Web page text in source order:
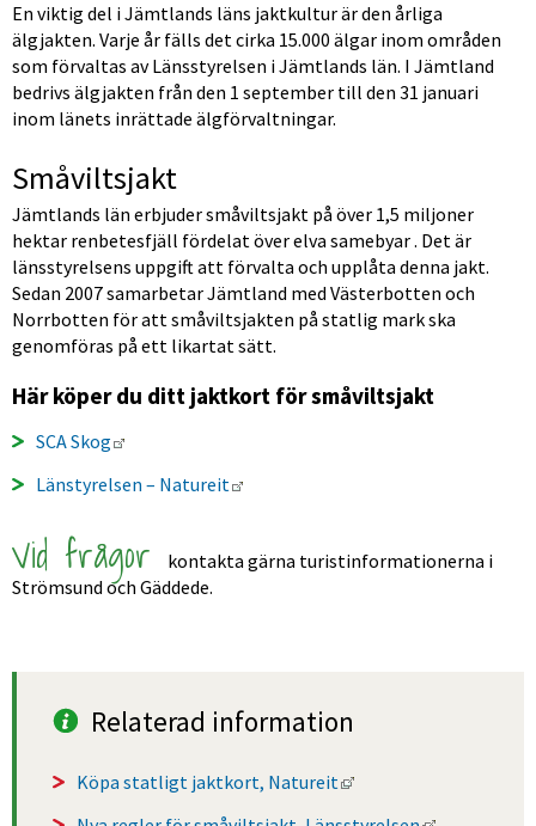
En viktig del i Jämtlands läns jaktkultur är den årliga
älgjakten. Varje år fälls det cirka 15.000 älgar inom områden
som förvaltas av Länsstyrelsen i Jämtlands län. I Jämtland
bedrivs älgjakten från den 1 september till den 31 januari
inom länets inrättade älgförvaltningar.
Småviltsjakt
Jämtlands län erbjuder småviltsjakt på över 1,5 miljoner
hektar renbetesfjäll fördelat över elva samebyar . Det är
länsstyrelsens uppgift att förvalta och upplåta denna jakt.
Sedan 2007 samarbetar Jämtland med Västerbotten och
Norrbotten för att småviltsjakten på statlig mark ska
genomföras på ett likartat sätt.
Här köper du ditt jaktkort för småviltsjakt
SCA Skog
Länstyrelsen – Natureit
Vid frågor
kontakta gärna turistinformationerna i
Strömsund och Gäddede.
Relaterad information
Köpa statligt jaktkort, Natureit Länk till annan